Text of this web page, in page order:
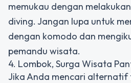
memukau dengan
diving. Jangan lupa untuk
dengan komodo dan
pemandu wisata.
4. Lombok, Surga Wisata
Jika Anda mencari